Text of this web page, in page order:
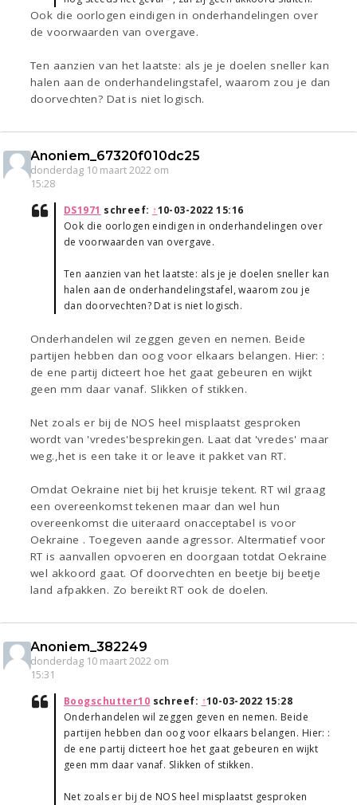
Ook die oorlogen eindigen in onderhandelingen over
de voorwaarden van overgave.
Ten aanzien van het laatste: als je je doelen sneller kan
halen aan de onderhandelingstafel, waarom zou je dan
doorvechten? Dat is niet logisch.
Anoniem_67320f010dc25
donderdag 10 maart 2022 om
15:28
DS1971 schreef: ↑10-03-2022 15:16
Ook die oorlogen eindigen in onderhandelingen over
de voorwaarden van overgave.
Ten aanzien van het laatste: als je je doelen sneller kan
halen aan de onderhandelingstafel, waarom zou je
dan doorvechten? Dat is niet logisch.
Onderhandelen wil zeggen geven en nemen. Beide
partijen hebben dan oog voor elkaars belangen. Hier: :
de ene partij dicteert hoe het gaat gebeuren en wijkt
geen mm daar vanaf. Slikken of stikken.
Net zoals er bij de NOS heel misplaatst gesproken
wordt van 'vredes'besprekingen. Laat dat 'vredes' maar
weg.,het is een take it or leave it pakket van RT.
Omdat Oekraine niet bij het kruisje tekent. RT wil graag
een overeenkomst tekenen maar dan wel hun
overeenkomst die uiteraard onacceptabel is voor
Oekraine . Toegeven aande agressor. Altermatief voor
RT is aanvallen opvoeren en doorgaan totdat Oekraine
wel akkoord gaat. Of doorvechten en beetje bij beetje
land afpakken. Zo bereikt RT ook de doelen.
Anoniem_382249
donderdag 10 maart 2022 om
15:31
Boogschutter10 schreef: ↑10-03-2022 15:28
Onderhandelen wil zeggen geven en nemen. Beide
partijen hebben dan oog voor elkaars belangen. Hier: :
de ene partij dicteert hoe het gaat gebeuren en wijkt
geen mm daar vanaf. Slikken of stikken.
Net zoals er bij de NOS heel misplaatst gesproken